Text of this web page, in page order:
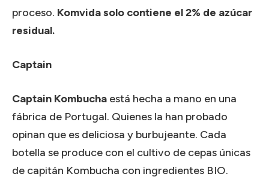
proceso. Komvida solo contiene el 2% de azúcar
residual.
Captain
Captain Kombucha está hecha a mano en una
fábrica de Portugal. Quienes la han probado
opinan que es deliciosa y burbujeante. Cada
botella se produce con el cultivo de cepas únicas
de capitán Kombucha con ingredientes BIO.